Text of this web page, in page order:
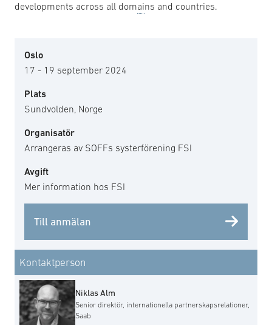
developments across all domains and countries.
Oslo
17 - 19 september 2024
Plats
Sundvolden, Norge
Organisatör
Arrangeras av SOFFs systerförening FSI
Avgift
Mer information hos FSI
Till anmälan
Kontaktperson
Niklas Alm
Senior direktör, internationella partnerskapsrelationer,
Saab